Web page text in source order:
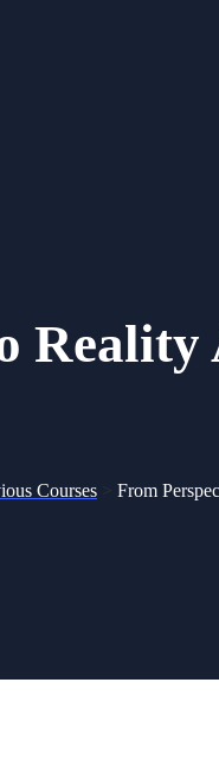
Courses > From